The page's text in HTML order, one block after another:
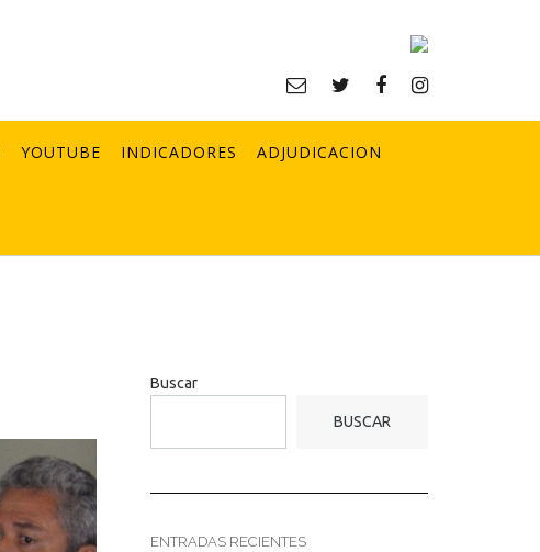
YOUTUBE INDICADORES ADJUDICACION
Buscar
BUSCAR
ENTRADAS RECIENTES